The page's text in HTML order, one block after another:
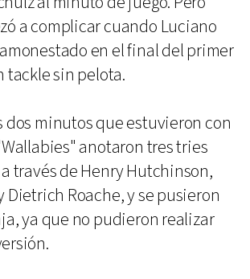
a complicar cuando Luciano
en el final del primer
tackle sin pelota.
dos minutos que estuvieron con
anotaron tres tries
través de Henry Hutchinson,
Dietrich Roache, y se pusieron
ya que no pudieron realizar